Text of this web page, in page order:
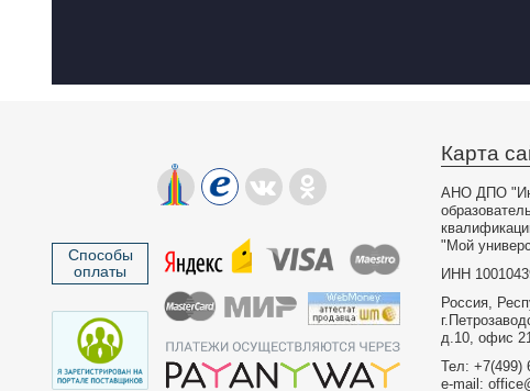
Способы
оплаты
Карта
АНО ДПО
"Мой
ИНН
Россия,
д.10, офис
Тел: +7(499)
e-mail: